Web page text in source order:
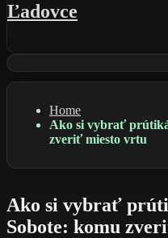
Ľadovce
Home
Ako si vybrať
zveriť miesto vrtu
Ako si vybrať
Sobote: komu